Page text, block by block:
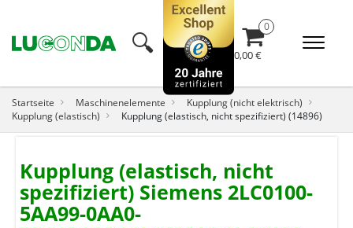
🔍︎ 0,00 €
Startseite Maschinenelemente
Kupplung (nicht elektrisch)
Kupplung (elastisch)
Kupplung (elastisch, nicht spezifiziert) (14896)
Kupplung (elastisch, nicht
spezifiziert) Siemens 2LC0100-
5AA99-0AA0-